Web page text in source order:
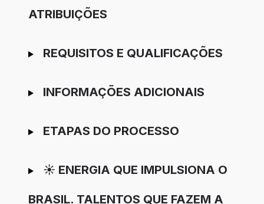
ATRIBUIÇÕES
REQUISITOS E QUALIFICAÇÕES
INFORMAÇÕES ADICIONAIS
ETAPAS DO PROCESSO
☀️ ENERGIA QUE IMPULSIONA O
BRASIL. TALENTOS QUE FAZEM A